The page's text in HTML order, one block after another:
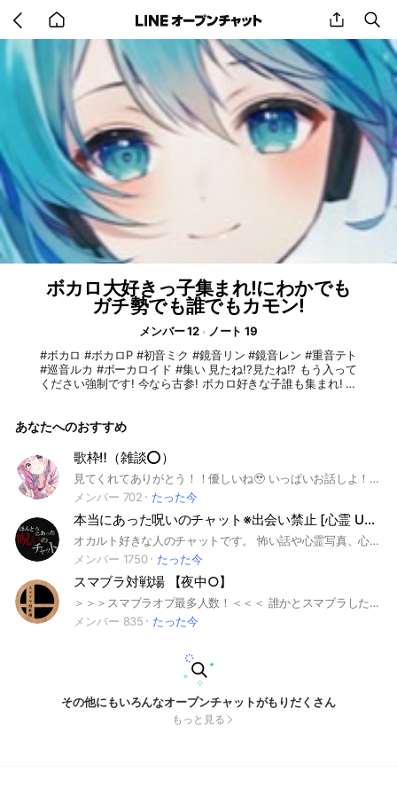
back
to
home
share
ボカロ大好きっ子集まれ!にわかでも
ガチ勢でも誰でもカモン!
メンバー 12
ノート 19
#ボカロ #ボカロP #初音ミク #鏡音リン #鏡音レン #重音テト
#巡音ルカ #ボーカロイド #集い 見たね!?見たね!? もう入って
ください強制です! 今なら古参! ボカロ好きな子誰も集まれ! 主
らさない 2.過度なメンションをしない! 3.ボカロを愛す! この3
過疎らせないよう主も頑張りますっ!
あなたへのおすすめ
歌枠‼️（雑談⭕️）
見てくれてありがとう！！優しいね🥹 いっぱいお話しよ！？いっぱい歌お！？ 管理人はどこにでもいる学生っ！！ 年齢関係なく入ってきてほしいな🥹話したいな🥹 ❌暴言・誹謗中傷・下ネタ❌ ⭕️ライト・ボイメ・雑談⭕️ ライブトークは雑談も多め！新規様も関係なく楽しくお話しよっ！ よろしくねー！お気軽に入ってきてねー！ 建て直し 6/21 #歌 #雑談
メンバー 702
たった今
本当にあった呪いのチャット※出会い禁止 [心霊 UFO 都市伝説 オカルト全般]
オカルト好きな人のチャットです。 怖い話や心霊写真、心霊番組の情報、実況や、都市伝説なども。 怖いスタンプを積極的に使っていきましょう。
メンバー 1750
たった今
スマブラ対戦場 【夜中○】
＞＞＞スマブラオプ最多人数！＜＜＜ 誰かとスマブラしたいっ！ .....と言う方々に~!!!(謳い文句) このオプチャで皆さんと ワイワイしませんか？ 1日の朝昼夕晩何時でも対募可！ 荒らし 即抜けは180°前進 詳しいルールは大事なノートに 雑談も楽しもうぜぃ ガチもエンジョイも未VIPもVIPも魔境も大歓迎なのだァ！ 勿論初心者も....☆ あったかマイホームです(???) ハトスマと言う個人的に作った大会を 不定期にやってます。 通知量への理解をお願いします あっ。4周年ありがとナス！(2026/6/19) (ここだけの話、ルフレ元全一のそらねこさんが来訪したとの事....！と言いますか有名な方々も良く出入りしてるのでッ！) #スマブラ #大乱闘スマッシュブラザーズSP #スマッシュブラザーズ #夜中 #歓迎 #雑談 #深夜 #スマブラ対戦場 ← #モノホン
メンバー 835
たった今
その他にもいろんなオープンチャットがもりだくさん
もっと見る